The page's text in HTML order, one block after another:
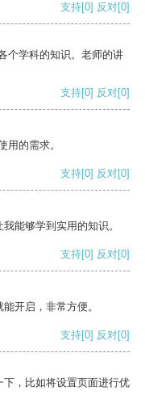
支持[0] 反对[0]
个学科的知识。老师的讲
支持[0] 反对[0]
用的需求。
支持[0] 反对[0]
能够学到实用的知识。
支持[0] 反对[0]
开启，非常方便。
支持[0] 反对[0]
，比如将设置页面进行优